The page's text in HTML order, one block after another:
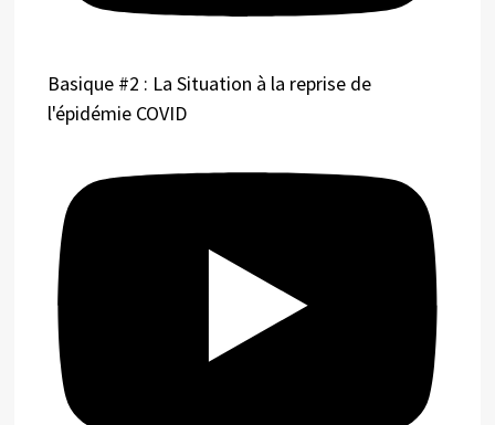
Basique #2 : La Situation à la reprise de
l'épidémie COVID